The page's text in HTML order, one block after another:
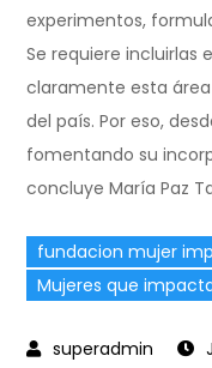
experimentos,
Se requiere incluirlas
claramente esta
del país. Por eso,
fomentando su
concluye María Paz
fundacion mujer
Mujeres que